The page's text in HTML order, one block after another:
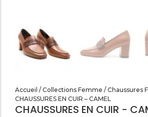
Accueil / Collections Femme / Chaussures
CHAUSSURES EN CUIR – CAMEL
CHAUSSURES EN CUIR -